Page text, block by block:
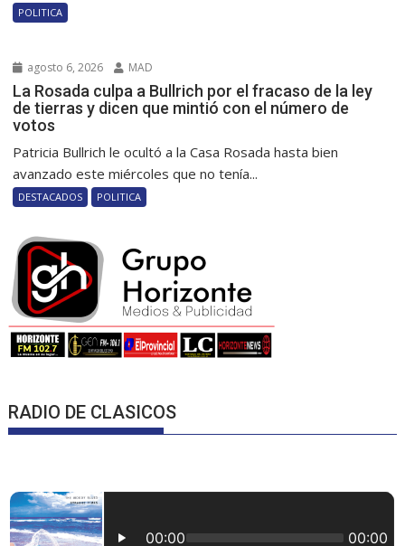
POLITICA
agosto 6, 2026 MAD
La Rosada culpa a Bullrich por el fracaso de la ley
de tierras y dicen que mintió con el número de
votos
Patricia Bullrich le ocultó a la Casa Rosada hasta bien
avanzado este miércoles que no tenía...
DESTACADOS POLITICA
RADIO DE CLASICOS